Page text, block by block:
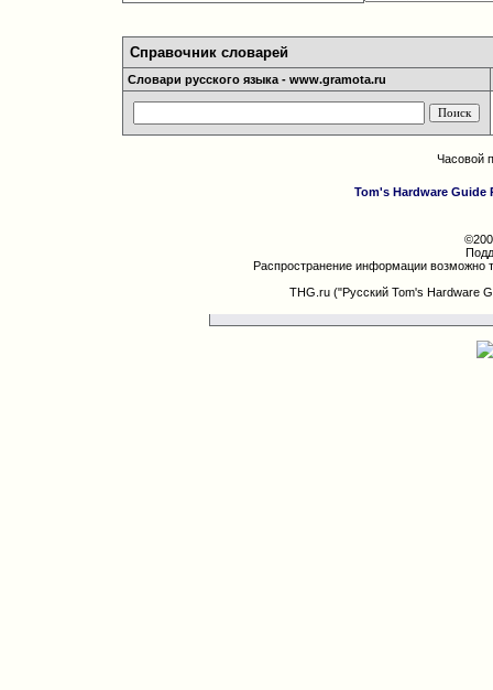
Справочник словарей
Словари русского языка - www.gramota.ru
Часовой
Tom's Hardware Guide
Распространение информации возможно
THG.ru ("Русский Tom's Hardware